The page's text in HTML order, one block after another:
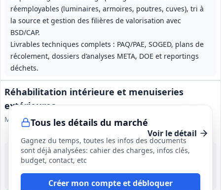
réemployables (luminaires, armoires, poutres, cuves), tri à
la source et gestion des filières de valorisation avec
BSD/CAP.
Livrables techniques complets : PAQ/PAE, SOGED, plans de
récolement, dossiers d’analyses META, DOE et reportings
déchets.
Tous les détails du marché
Gagnez du temps, toutes les infos des documents
sont déjà analysées: cahier des charges, infos clés,
budget, contact, etc
Créer mon compte et débloquer
Réhabilitation intérieure et menuiseries
extérieures
Mairie de Sainte-Savine
Voir le détail
14 août 2026
Sainte-Savine (10)